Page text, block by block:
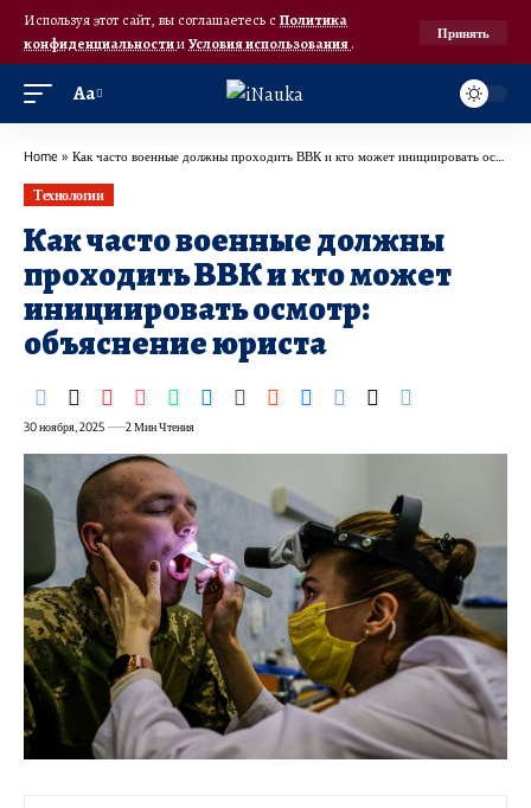
Используя этот сайт, вы соглашаетесь с Политика
конфиденциальностииУсловия использования.
Принять
Аа
Home » Как часто военные должны проходить ВВК и кто может инициировать осмотр: объяснение юриста
Технологии
Как часто военные должны
проходить ВВК и кто может
инициировать осмотр:
объяснение юриста
30 ноября, 2025 2 Мин Чтения